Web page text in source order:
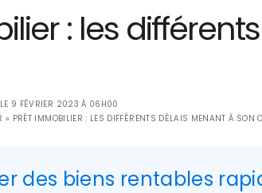
: les
9 FÉVRIER 2023 À 06H00
» PRÊT IMMOBILIER : LES DIFFÉRENTS DÉLAIS MENANT À SON
des biens rentables